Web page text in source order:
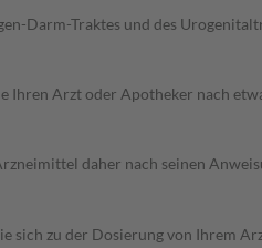
Darm-Traktes und des
Ihren Arzt oder Apotheker nach
daher nach seinen
sich zu der Dosierung von Ihrem